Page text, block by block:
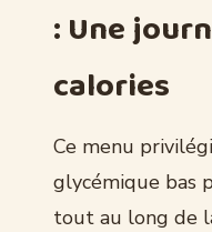
: Une
calories
Ce menu
glycémique bas
tout au long de